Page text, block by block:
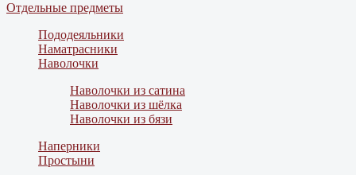
Отдельные предметы
Пододеяльники
Наматрасники
Наволочки
Наволочки из сатина
Наволочки из шёлка
Наволочки из бязи
Наперники
Простыни